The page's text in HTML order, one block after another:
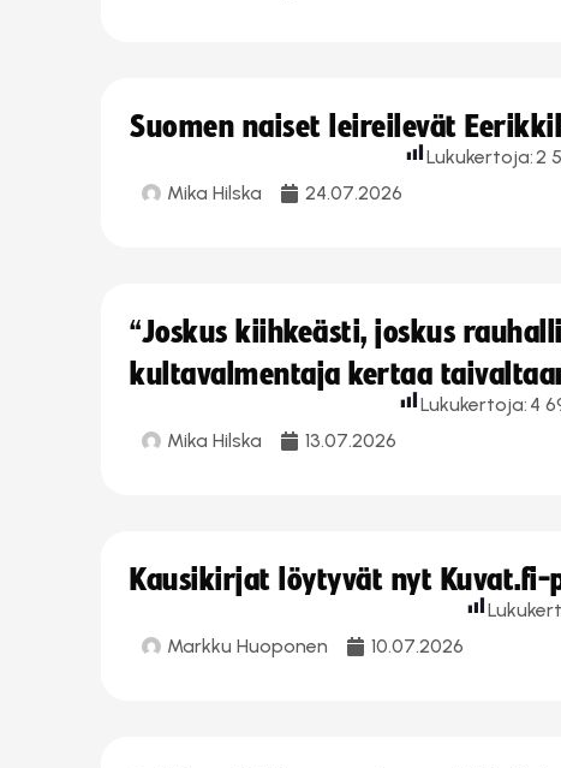
Suomen naiset leireilevät
Mika Hilska 24.07.2026
Lukukertoja:2
“Joskus kiihkeästi, joskus
kultavalmentaja kertaa
Mika Hilska 13.07.2026
Lukukertoja: 4
Kausikirjat löytyvät nyt Kuvat.fi-
Markku Huoponen 10.07.2026